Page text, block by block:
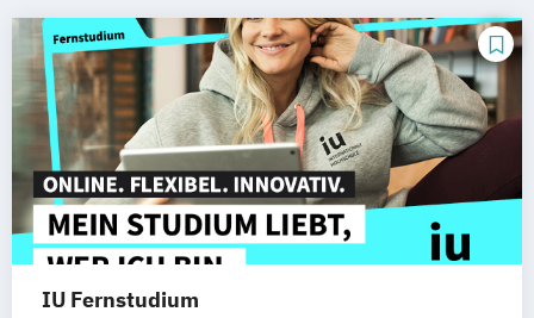
IU Fernstudium